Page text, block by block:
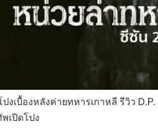
งเบื้องหลังค่ายทหารเกาหลี รีวิว
เปิดโปง